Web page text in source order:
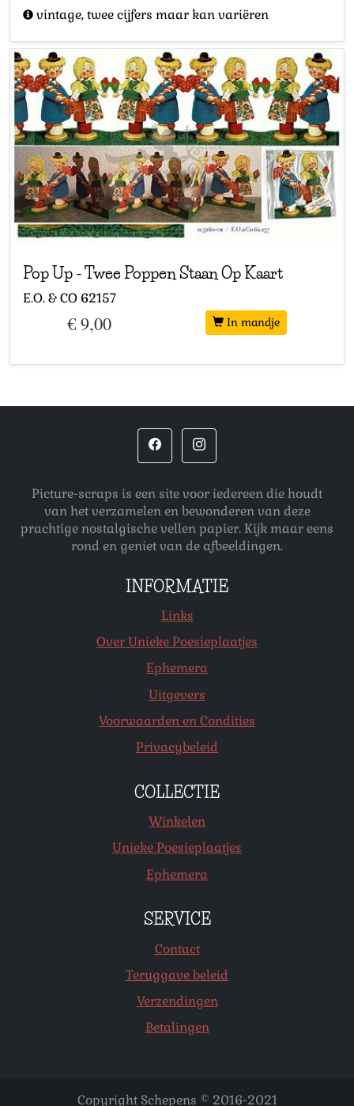
vintage, twee cijfers maar kan variëren
Pop Up -Twee Poppen Staan Op Kaart
E.O. & CO 62157
€ 9,00 In mandje
Picture-scraps is een site voor iedereen die houdt
van het verzamelen en bewonderen van deze
prachtige nostalgische vellen papier. Kijk maar eens
rond en geniet van de afbeeldingen.
INFORMATIE
Links
Over Unieke Poesieplaatjes
Ephemera
Uitgevers
Voorwaarden en Condities
Privacybeleid
COLLECTIE
Winkelen
Unieke Poesieplaatjes
Ephemera
SERVICE
Contact
Teruggave beleid
Verzendingen
Betalingen
Copyright Schepens © 2016-2021